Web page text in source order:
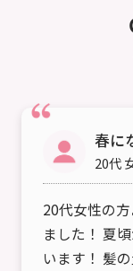
春に
20代
20代女性の
ました！ 夏
います！ 髪